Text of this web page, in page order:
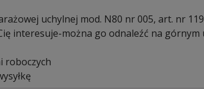
uchylnej mod. N80 nr 005, art. nr
interesuje-można go odnaleźć na górnym
roboczych